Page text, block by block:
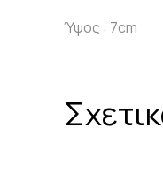
Ύψος : 7cm